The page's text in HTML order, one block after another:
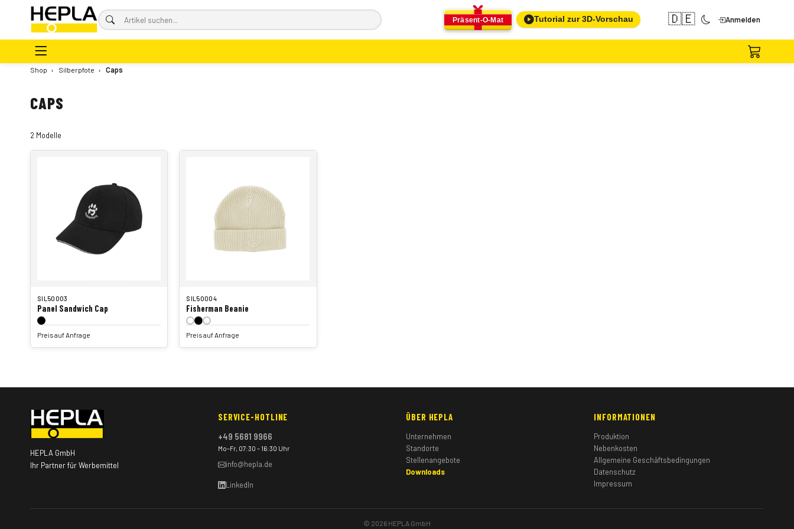
Präsent-O-Mat Tutorial zur 3D-Vorschau 🇩🇪 Anmelden
Shop › Silberpfote › Caps
CAPS
2 Modelle
SIL50003
Panel Sandwich Cap
Preis auf Anfrage
SIL50004
Fisherman Beanie
Preis auf Anfrage
HEPLA GmbH
Ihr Partner für Werbemittel
SERVICE-HOTLINE
+49 5681 9966
Mo–Fr, 07:30 – 16:30 Uhr
info@hepla.de
LinkedIn
ÜBER HEPLA
Unternehmen
Standorte
Stellenangebote
Downloads
INFORMATIONEN
Produktion
Nebenkosten
Allgemeine Geschäftsbedingungen
Datenschutz
Impressum
© 2026 HEPLA GmbH